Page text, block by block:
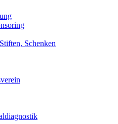
Schenken